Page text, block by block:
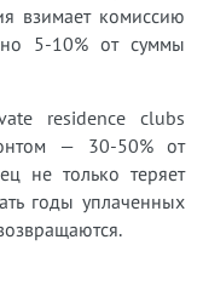
взимает комиссию
5-10% от суммы
residence clubs
— 30-50% от
не только теряет
годы уплаченных